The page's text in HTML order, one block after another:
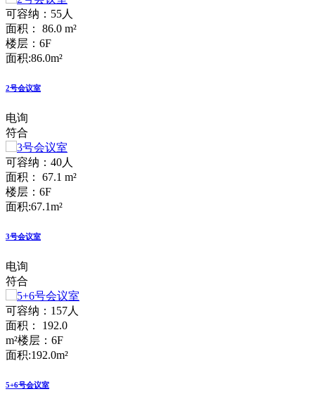
可容纳：55人
面积： 86.0 m²
楼层：6F
面积:86.0m²
2号会议室
电询
符合
可容纳：40人
面积： 67.1 m²
楼层：6F
面积:67.1m²
3号会议室
电询
符合
可容纳：157人
面积： 192.0
m²楼层：6F
面积:192.0m²
5+6号会议室